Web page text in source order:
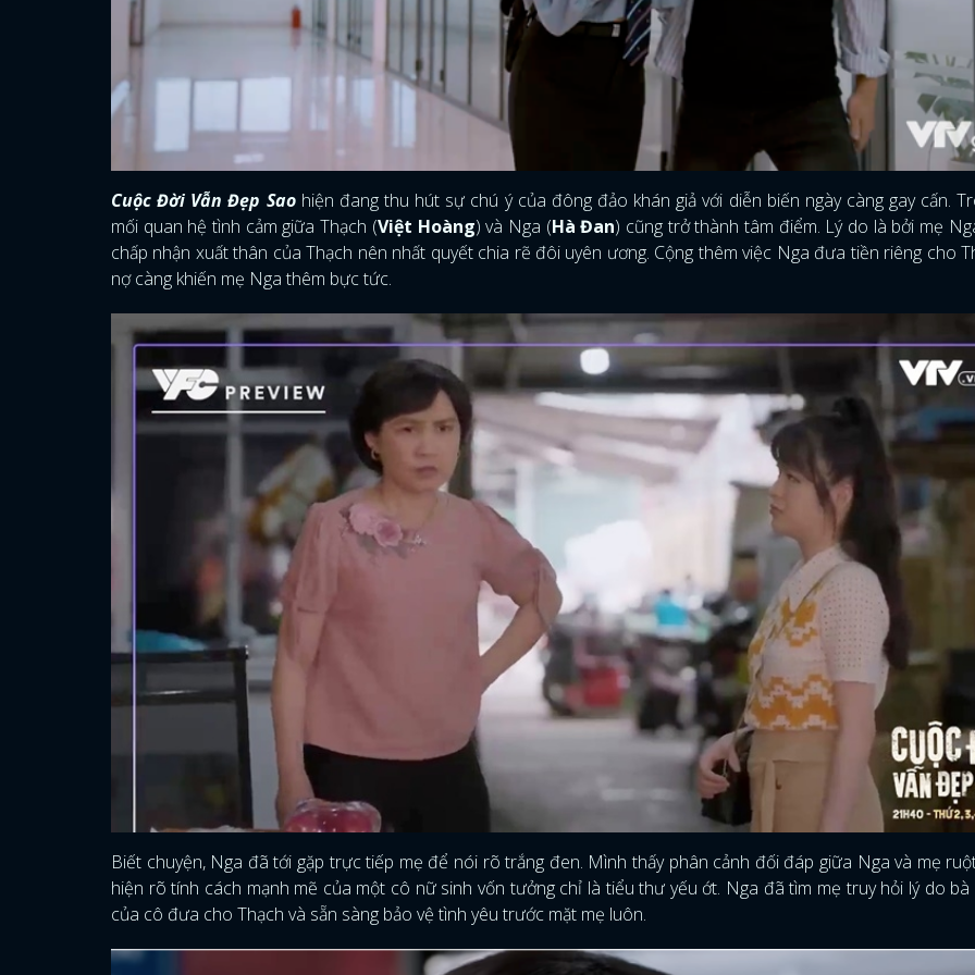
Cuộc Đời Vẫn Đẹp Saohiện đang thu hút sự chú ý của đông đảo khán giả với diễn biến ngày càng gay cấn.
mối quan hệ tình cảm giữa Thạch (Việt Hoàng) và Nga (Hà Đan) cũng trở thành tâm điểm. Lý do là bởi mẹ
chấp nhận xuất thân của Thạch nên nhất quyết chia rẽ đôi uyên ương. Cộng thêm việc Nga đưa tiền riêng cho
nợ càng khiến mẹ Nga thêm bực tức.
Biết chuyện, Nga đã tới gặp trực tiếp mẹ để nói rõ trắng đen. Mình thấy phân cảnh đối đáp giữa Nga và mẹ
hiện rõ tính cách mạnh mẽ của một cô nữ sinh vốn tưởng chỉ là tiểu thư yếu ớt. Nga đã tìm mẹ truy hỏi lý do
của cô đưa cho Thạch và sẵn sàng bảo vệ tình yêu trước mặt mẹ luôn.